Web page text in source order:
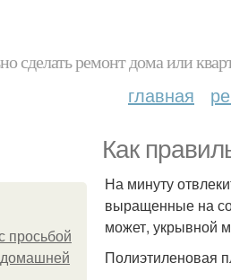
сделать ремонт дома или
главная
Как
просьбой
домашней
На минуту
выращенные на
может, укрывной
Полиэтиленовая